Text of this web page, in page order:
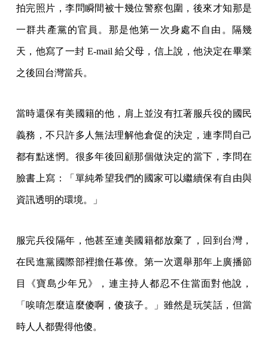
拍完照片，李問瞬間被十幾位警察包圍，後來才知那是
一群共產黨的官員。那是他第一次身處不自由。隔幾
天，他寫了一封 E-mail 給父母，信上說，他決定在畢業
之後回台灣當兵。
當時還保有美國籍的他，肩上並沒有扛著服兵役的國民
義務，不只許多人無法理解他倉促的決定，連李問自己
都有點迷惘。很多年後回顧那個做決定的當下，李問在
臉書上寫：「單純希望我們的國家可以繼續保有自由與
資訊透明的環境。」
服完兵役隔年，他甚至連美國籍都放棄了，回到台灣，
在民進黨國際部裡擔任幕僚。第一次選舉那年上廣播節
目《寶島少年兄》，連主持人都忍不住當面對他說，
「唉唷怎麼這麼傻啊，傻孩子。」雖然是玩笑話，但當
時人人都覺得他傻。